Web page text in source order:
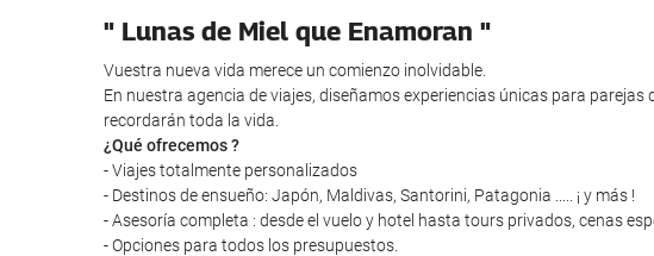
" Lunas de Miel que Enamoran "
Vuestra nueva vida merece un comienzo inolvidable.
En nuestra agencia de viajes, diseñamos experiencias únicas para
recordarán toda la vida.
¿Qué ofrecemos ?
- Viajes totalmente personalizados
- Destinos de ensueño: Japón, Maldivas, Santorini, Patagonia ..... ¡ y más !
- Asesoría completa : desde el vuelo y hotel hasta tours privados, cenas
- Opciones para todos los presupuestos.